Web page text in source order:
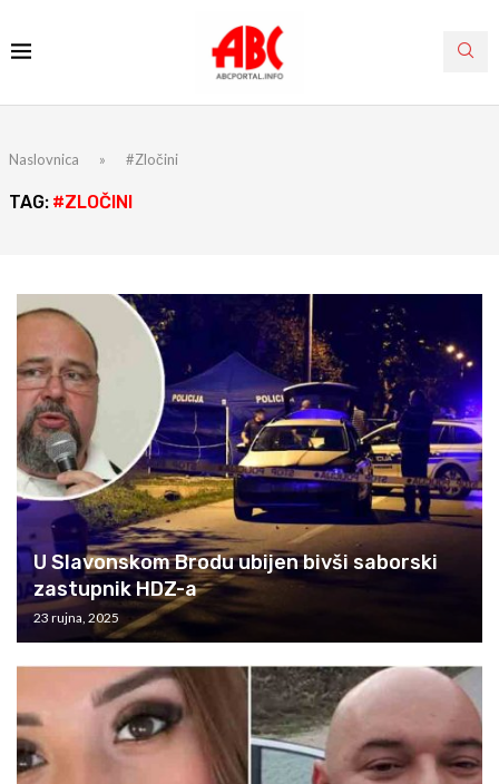
Naslovnica » #Zločini
TAG: #ZLOČINI
U Slavonskom Brodu ubijen bivši saborski
zastupnik HDZ-a
23 rujna, 2025